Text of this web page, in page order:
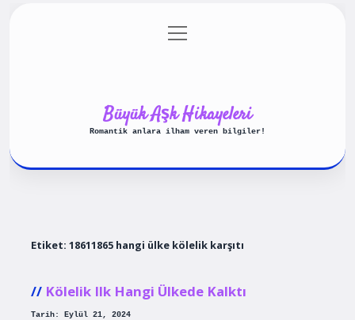
Gizlilik Politikası
menüyü
aç
Büyük Aşk Hikayeleri
Romantik anlara ilham veren bilgiler!
Etiket: 18611865 hangi ülke kölelik karşıtı
Kölelik Ilk Hangi Ülkede Kalktı
Tarih: Eylül 21, 2024